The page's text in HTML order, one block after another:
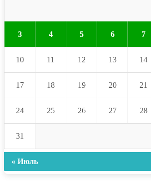
3 4 5 6 7
10 11 12 13 14
17 18 19 20 21
24 25 26 27 28
31
« Июль